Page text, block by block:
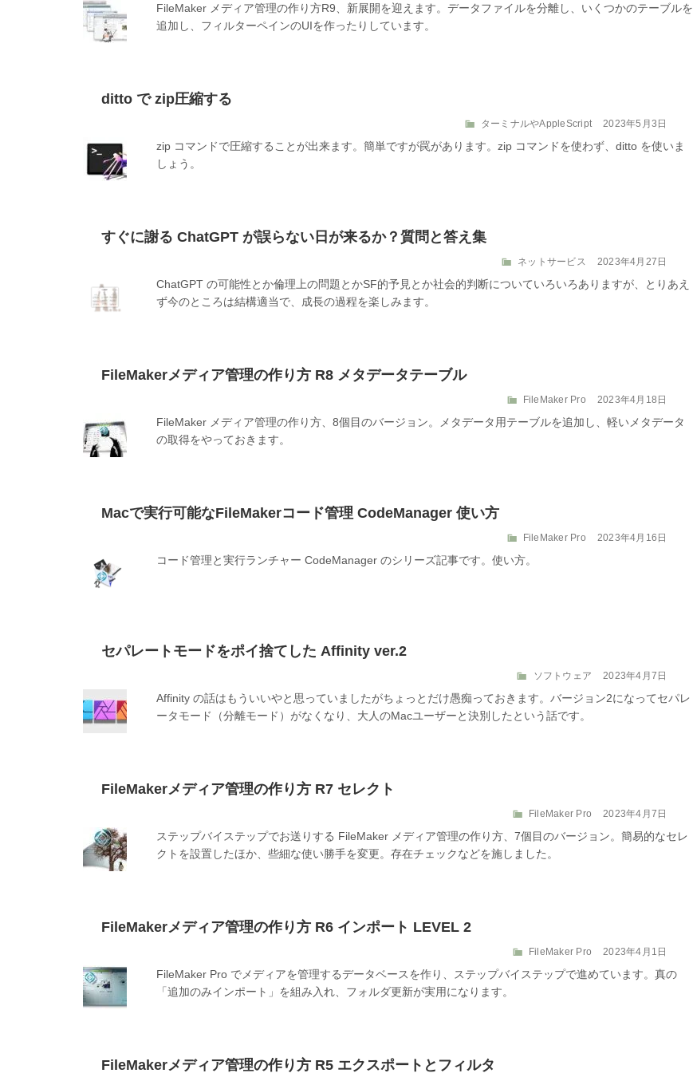
ゴ
日:
FileMaker メディア管理の作り方R9、新展開を迎えます。データファイルを分離し、いくつかのテーブルを
追加し、フィルターペインのUIを作ったりしています。
ditto で zip圧縮する
カ
ゴ
ターミナルやAppleScript
投
日:
2023年5月3日
zip コマンドで圧縮することが出来ます。簡単ですが罠があります。zip コマンドを使わず、ditto を使いま
しょう。
すぐに謝る ChatGPT が誤らない日が来るか？質問と答え集
カ
ゴ
ネットサービス
投
日:
2023年4月27日
ChatGPT の可能性とか倫理上の問題とかSF的予見とか社会的判断についていろいろありますが、とりあえ
ず今のところは結構適当で、成長の過程を楽しみます。
FileMakerメディア管理の作り方 R8 メタデータテーブル
カ
FileMaker Pro
投
日:
2023年4月18日
FileMaker メディア管理の作り方、8個目のバージョン。メタデータ用テーブルを追加し、軽いメタデータ
の取得をやっておきます。
Macで実行可能なFileMakerコード管理 CodeManager 使い方
カ
ゴ
FileMaker Pro
投2023年4月16日
コード管理と実行ランチャー CodeManager のシリーズ記事です。使い方。
セパレートモードをポイ捨てした Affinity ver.2
カ
ゴ
リ
ソフトウェア
投
日:
2023年4月7日
Affinity の話はもういいやと思っていましたがちょっとだけ愚痴っておきます。バージョン2になってセパレ
ータモード（分離モード）がなくなり、大人のMacユーザーと決別したという話です。
FileMakerメディア管理の作り方 R7 セレクト
カ
ゴ
リ
FileMaker Pro
投
日:
2023年4月7日
ステップバイステップでお送りする FileMaker メディア管理の作り方、7個目のバージョン。簡易的なセレ
クトを設置したほか、些細な使い勝手を変更。存在チェックなどを施しました。
FileMakerメディア管理の作り方 R6 インポート LEVEL 2
カ
ゴ
FileMaker Pro
投
日:
2023年4月1日
FileMaker Pro でメディアを管理するデータベースを作り、ステップバイステップで進めています。真の
「追加のみインポート」を組み入れ、フォルダ更新が実用になります。
FileMakerメディア管理の作り方 R5 エクスポートとフィルタ